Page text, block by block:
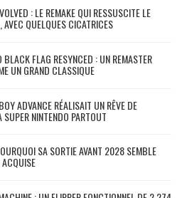
: LE REMAKE QUI RESSUSCITE LE
QUELQUES CICATRICES
BLACK FLAG RESYNCED : UN REMASTER
UN GRAND CLASSIQUE
ADVANCE RÉALISAIT UN RÊVE DE
SUPER NINTENDO PARTOUT
SA SORTIE AVANT 2028 SEMBLE